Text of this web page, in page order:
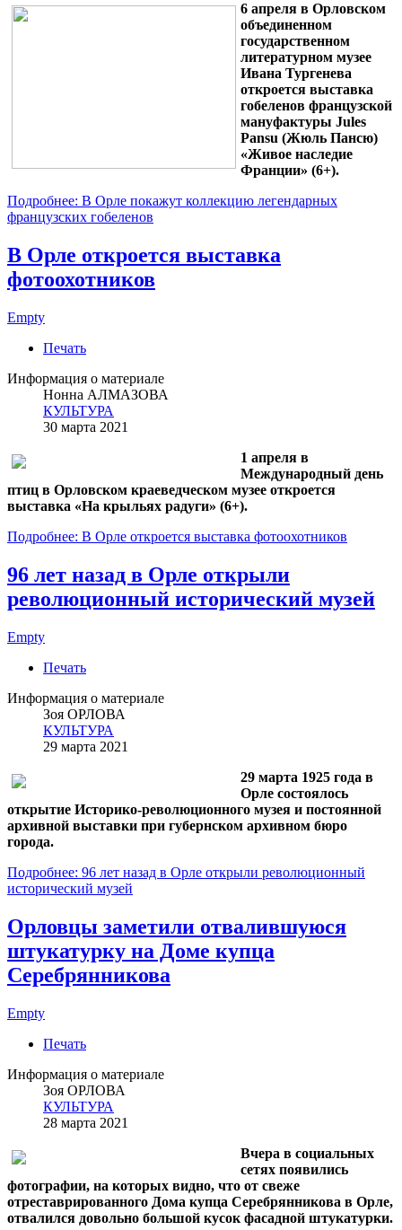
6 апреля в Орловском
объединенном
государственном
литературном музее
Ивана Тургенева
откроется выставка
гобеленов французской
мануфактуры Jules
Pansu (Жюль Пансю)
«Живое наследие
Франции» (6+).
Подробнее: В Орле покажут коллекцию легендарных
французских гобеленов
В Орле откроется выставка
фотоохотников
Empty
Печать
Информация о материале
Нонна АЛМАЗОВА
КУЛЬТУРА
30 марта 2021
1 апреля в
Международный день
птиц в Орловском краеведческом музее откроется
выставка «На крыльях радуги» (6+).
Подробнее: В Орле откроется выставка фотоохотников
96 лет назад в Орле открыли
революционный исторический музей
Empty
Печать
Информация о материале
Зоя ОРЛОВА
КУЛЬТУРА
29 марта 2021
29 марта 1925 года в
Орле состоялось
открытие Историко-революционного музея и постоянной
архивной выставки при губернском архивном бюро
города.
Подробнее: 96 лет назад в Орле открыли революционный
исторический музей
Орловцы заметили отвалившуюся
штукатурку на Доме купца
Серебрянникова
Empty
Печать
Информация о материале
Зоя ОРЛОВА
КУЛЬТУРА
28 марта 2021
Вчера в социальных
сетях появились
фотографии, на которых видно, что от свеже
отреставрированного Дома купца Серебрянникова в Орле,
отвалился довольно большой кусок фасадной штукатурки.